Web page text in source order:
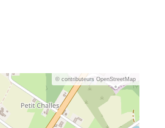
© contributeurs OpenStreetMap